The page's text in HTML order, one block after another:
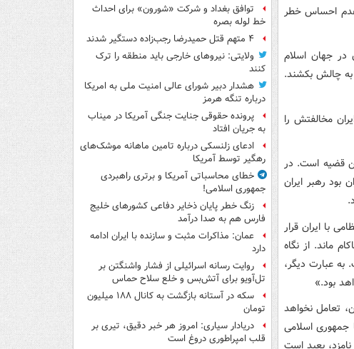
احساس خطر
در جهان اسلام
به چالش بکشند.
مخالفتش را
قضیه است. در
بود رهبر ایران
با ایران قرار
ماند. از نگاه
به عبارت دیگر،
بود.»
تعامل نخواهد
جمهوری اسلامی
بعید است
توافق بغداد و شرکت «شورون» برای احداث
خط لوله بصره
۴ متهم قتل حمیدرضا رجب‌زاده دستگیر شدند
ولایتی: نیروهای خارجی باید منطقه را ترک
کنند
هشدار دبیر شورای عالی امنیت ملی به امریکا
درباره تنگه هرمز
پرونده حقوقی جنایت جنگی آمریکا در میناب
به جریان افتاد
ادعای زلنسکی درباره تامین ماهانه موشک‌های
رهگیر توسط آمریکا
خطای محاسباتی آمریکا و برتری راهبردی
جمهوری اسلامی!
زنگ خطر پایان ذخایر دفاعی کشورهای خلیج
فارس هم به صدا درآمد
عمان: مذاکرات مثبت و سازنده با ایران ادامه
دارد
روایت رسانه اسرائیلی از فشار واشنگتن بر
تل‌آویو برای آتش‌بس و خلع سلاح حماس
سکه در آستانه بازگشت به کانال ۱۸۸ میلیون
تومان
دریادار سیاری: امروز هر خبر دقیق، تیری بر
قلب امپراطوری دروغ است